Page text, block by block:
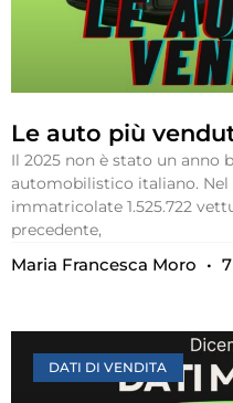
Le auto più
Il 2025 non è stato un anno
automobilistico italiano. Nel
immatricolate 1.525.722
precedente,
Maria Francesca Moro
DATI DI VENDITA